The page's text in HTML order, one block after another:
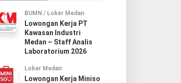
BUMN / Loker Medan
Lowongan Kerja PT
Kawasan Industri
Medan – Staff Analis
Laboratorium 2026
Loker Medan
Lowongan Kerja Miniso